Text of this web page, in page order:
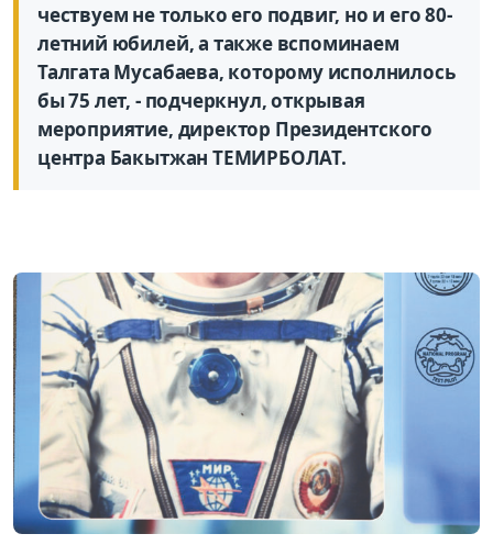
чествуем не только его подвиг, но и его 80-
летний юбилей, а также вспоминаем
Талгата Мусабаева, которому исполнилось
бы 75 лет, - подчеркнул, открывая
мероприятие, директор Президентского
центра Бакытжан ТЕМИРБОЛАТ.